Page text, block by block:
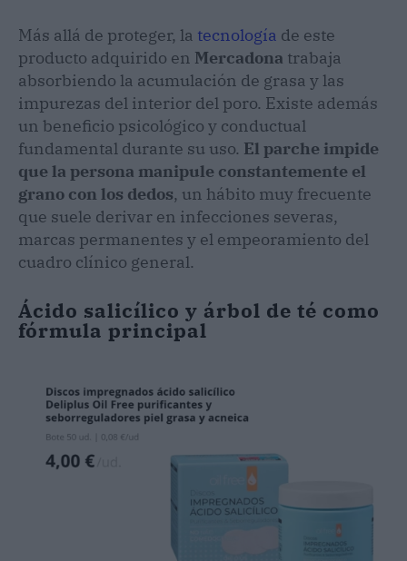
Más allá de proteger, la tecnología de este
producto adquirido en Mercadona trabaja
absorbiendo la acumulación de grasa y las
impurezas del interior del poro. Existe además
un beneficio psicológico y conductual
fundamental durante su uso. El parche impide
que la persona manipule constantemente el
grano con los dedos, un hábito muy frecuente
que suele derivar en infecciones severas,
marcas permanentes y el empeoramiento del
cuadro clínico general.
Ácido salicílico y árbol de té como
fórmula principal